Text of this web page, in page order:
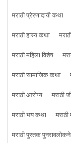
मराठी प्रेरणादायी कथा
मराठी हास्य कथा
मराठी महिला विशेष
मराठी सामाजिक कथा
मराठी आरोग्य
मराठी
मराठी भय कथा
मराठी पुस्तक पुनरावलोकने